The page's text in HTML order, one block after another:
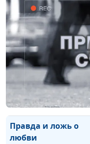
Как разрешать
конфликты
Общение в семье
Правда и ложь о
любви